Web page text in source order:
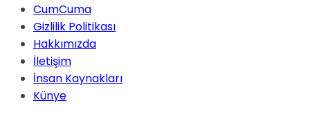
CumCuma
Gizlilik Politikası
Hakkımızda
İletişim
İnsan Kaynakları
Künye